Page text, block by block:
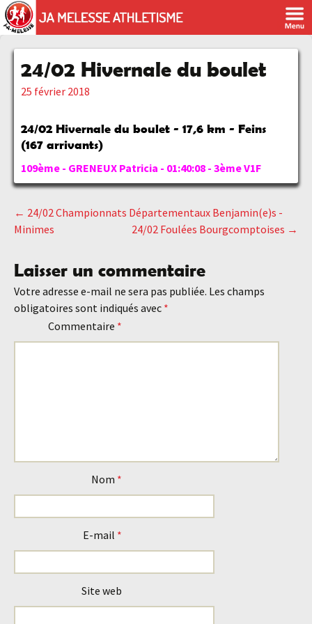
24/02 Hivernale du boulet
25 février 2018
24/02 Hivernale du boulet - 17,6 km - Feins
(167 arrivants)
109ème - GRENEUX Patricia - 01:40:08 - 3ème V1F
Navigation
des
articles
← 24/02 Championnats Départementaux Benjamin(e)s -
Minimes
24/02 Foulées Bourgcomptoises →
Laisser un commentaire
Votre adresse e-mail ne sera pas publiée. Les champs
obligatoires sont indiqués avec *
Commentaire *
Nom *
E-mail *
Site web